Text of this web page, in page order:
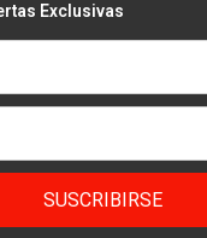
Exclusivas
SUSCRIBIRSE